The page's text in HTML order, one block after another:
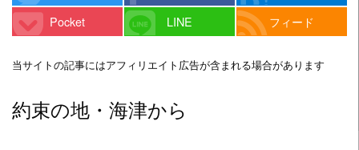
Pocket
LINE フィード
当サイトの記事にはアフィリエイト広告が含まれる場合があります
約束の地・海津から